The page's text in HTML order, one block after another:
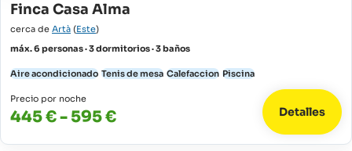
Finca Casa Alma
cerca de Artà (Este)
máx. 6 personas · 3 dormitorios · 3 baños
Aire acondicionado Tenis de mesa Calefaccion Piscina
Precio por noche
445 € - 595 € Detalles